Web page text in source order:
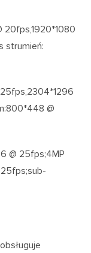
20fps,1920*1080
strumień:
@
@ 25fps;4MP